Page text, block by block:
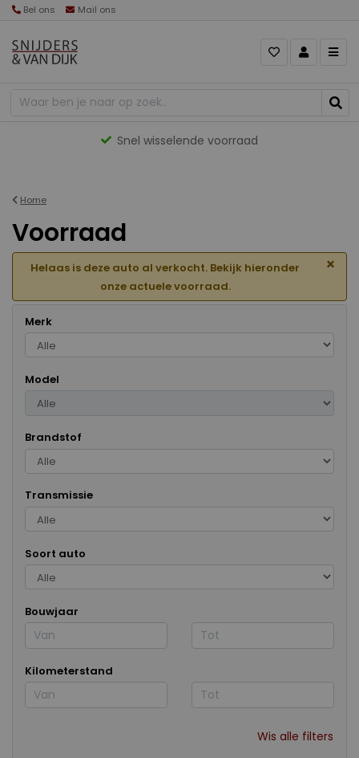
Bel ons Mail ons
Gevarieerd aanbod
Home
Voorraad
Helaas is deze auto al verkocht. Bekijk hieronder
onze actuele voorraad.
×
Merk
Model
Brandstof
Transmissie
Soort auto
Bouwjaar
Kilometerstand
Wis alle filters